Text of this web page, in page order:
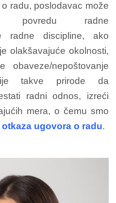
radu, poslodavac može
povredu radne
radne discipline, ako
olakšavajuće okolnosti,
nepoštovanje
takve prirode da
radni odnos, izreći
mera, o čemu smo
otkaza ugovora o radu.